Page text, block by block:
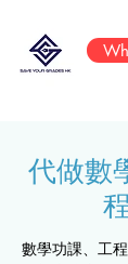
代做數
數學功課、工